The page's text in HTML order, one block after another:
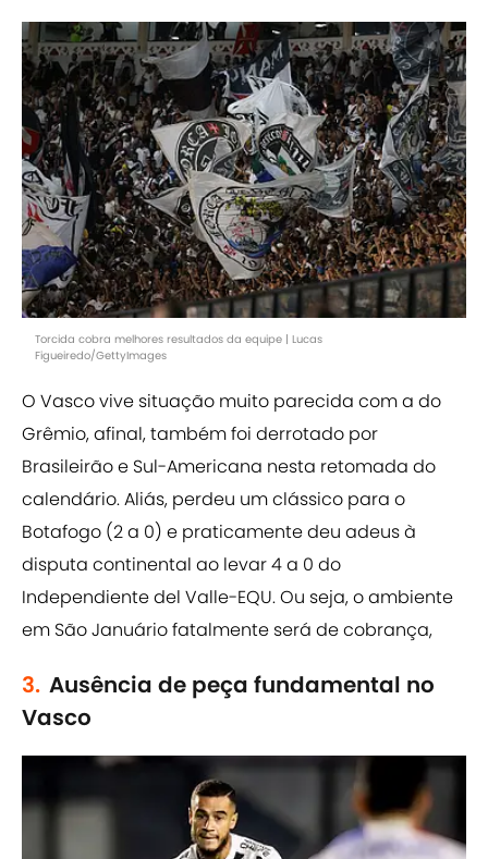
Torcida cobra melhores resultados da equipe | Lucas
Figueiredo/GettyImages
O Vasco vive situação muito parecida com a do
Grêmio, afinal, também foi derrotado por
Brasileirão e Sul-Americana nesta retomada do
calendário. Aliás, perdeu um clássico para o
Botafogo (2 a 0) e praticamente deu adeus à
disputa continental ao levar 4 a 0 do
Independiente del Valle-EQU. Ou seja, o ambiente
em São Januário fatalmente será de cobrança,
3. Ausência de peça fundamental no
Vasco